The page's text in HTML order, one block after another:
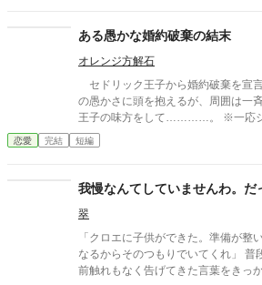
ある愚かな婚約破棄の結末
オレンジ方解石
セドリック王子から婚約破棄を宣
の愚かさに頭を抱えるが、周囲は一
王子の味方をして…………。 ※一応ジャンルを『恋愛』に設定し
てありますが、甘さ控えめです。
恋愛 完結 短編
我慢なんてしていませんわ。だ
翠
「クロエに子供ができた。準備が整
なるからそのつもりでいてくれ」 普段ほとんど屋敷にいない夫が
前触れもなく告げてきた言葉をきっ